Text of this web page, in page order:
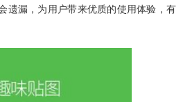
遗漏，为用户带来优质的使用体验，有